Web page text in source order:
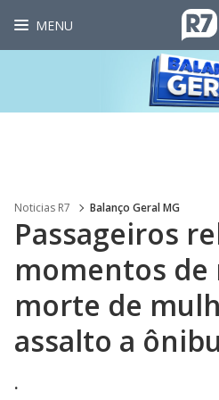
MENU
Noticias R7 Balanço Geral MG
Passageiros
momentos de
morte de
assalto a
.